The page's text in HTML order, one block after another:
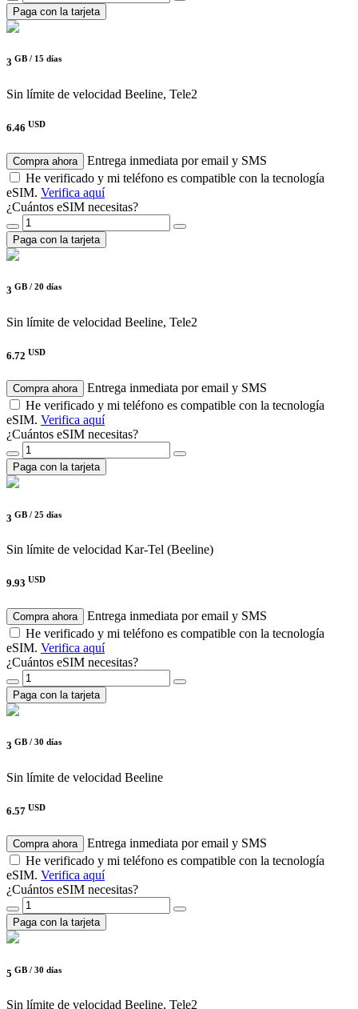
Paga con la tarjeta
3 GB / 15 días
Sin límite de velocidad Beeline, Tele2
6.46 USD
Compra ahora
Entrega inmediata por email y SMS
He verificado y mi teléfono es compatible con la tecnología
eSIM. Verifica aquí
¿Cuántos eSIM necesitas?
Paga con la tarjeta
3 GB / 20 días
Sin límite de velocidad Beeline, Tele2
6.72 USD
Compra ahora
Entrega inmediata por email y SMS
He verificado y mi teléfono es compatible con la tecnología
eSIM. Verifica aquí
¿Cuántos eSIM necesitas?
Paga con la tarjeta
3 GB / 25 días
Sin límite de velocidad Kar-Tel (Beeline)
9.93 USD
Compra ahora
Entrega inmediata por email y SMS
He verificado y mi teléfono es compatible con la tecnología
eSIM. Verifica aquí
¿Cuántos eSIM necesitas?
Paga con la tarjeta
3 GB / 30 días
Sin límite de velocidad Beeline
6.57 USD
Compra ahora
Entrega inmediata por email y SMS
He verificado y mi teléfono es compatible con la tecnología
eSIM. Verifica aquí
¿Cuántos eSIM necesitas?
Paga con la tarjeta
5 GB / 30 días
Sin límite de velocidad Beeline, Tele2